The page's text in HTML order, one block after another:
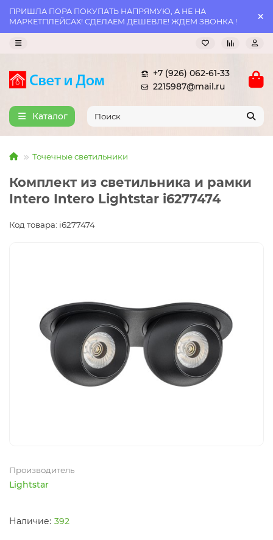
ПРИШЛА ПОРА ПОКУПАТЬ НАПРЯМУЮ, А НЕ НА
МАРКЕТПЛЕЙСАХ! СДЕЛАЕМ ДЕШЕВЛЕ! ЖДЕМ ЗВОНКА !
+7 (926) 062-61-33
2215987@mail.ru
Каталог
Точечные светильники
Комплект из светильника и рамки
Intero Intero Lightstar i6277474
Код товара: i6277474
Производитель
Lightstar
392